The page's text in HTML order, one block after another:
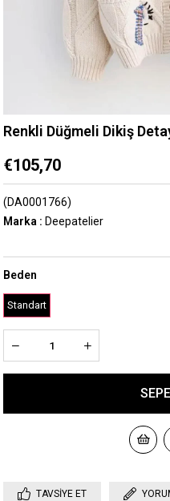
Renkli Düğmeli Dikiş
€105,70
(DA0001766)
Marka : Deepatelier
Beden
Standart
TAVSIYE ET